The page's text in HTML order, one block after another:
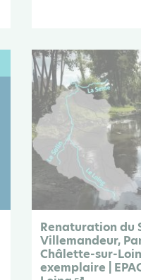
Renaturation du
Villemandeur,
Châlette-sur-
exemplaire |